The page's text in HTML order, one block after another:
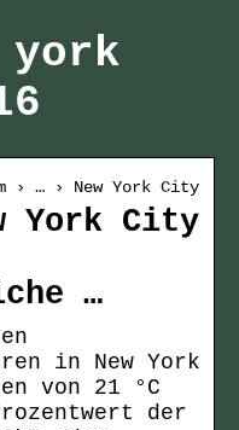
york
› … › New York City
York City
…
in New York
von 21 °C
der